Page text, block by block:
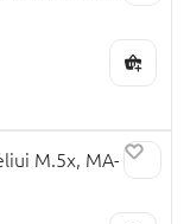
M.5x, MA-